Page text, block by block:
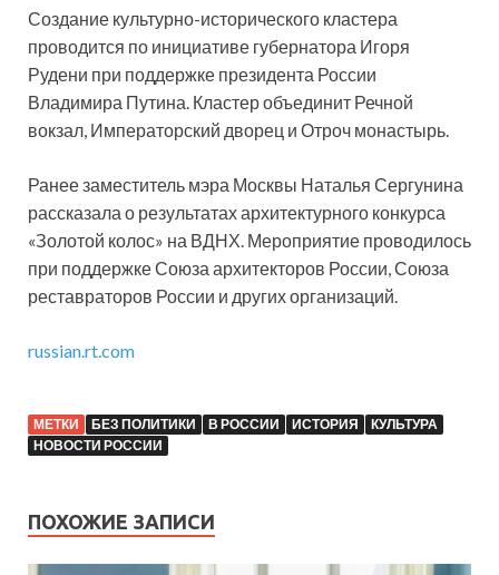
Создание культурно-исторического кластера
проводится по инициативе губернатора Игоря
Рудени при поддержке президента России
Владимира Путина. Кластер объединит Речной
вокзал, Императорский дворец и Отроч монастырь.
Ранее заместитель мэра Москвы Наталья Сергунина
рассказала о результатах архитектурного конкурса
«Золотой колос» на ВДНХ. Мероприятие проводилось
при поддержке Союза архитекторов России, Союза
реставраторов России и других организаций.
russian.rt.com
МЕТКИ БЕЗ ПОЛИТИКИ В РОССИИ ИСТОРИЯ
КУЛЬТУРА
НОВОСТИ РОССИИ
ПОХОЖИЕ ЗАПИСИ